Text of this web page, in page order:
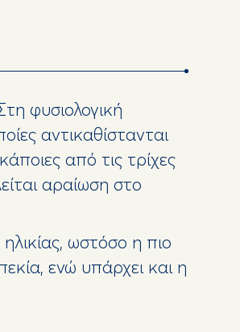
φυσιολογική
αντικαθίστανται
από τις τρίχες
αραίωση στο
ωστόσο η πιο
ενώ υπάρχει και η